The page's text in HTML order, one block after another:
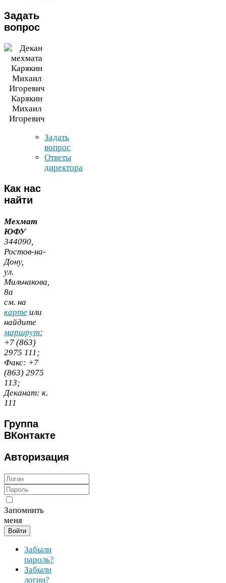
Задать
вопрос
Карякин
Михаил
Игоревич
Задать
вопрос
Ответы
директора
Как нас
найти
Мехмат
ЮФУ
344090
Ростов-​на-​
Дону,
ул.
Мильчакова,
8а
cм. на
карте или
найдите
маршрут;
+7 (863)
2975 111 ;
Факс: +7
(863) 2975
113;
Деканат: к.
111
Группа
ВКонтакте
Авторизация
Запомнить
меня
Войти
Забыли
пароль?
Забыли
логин?